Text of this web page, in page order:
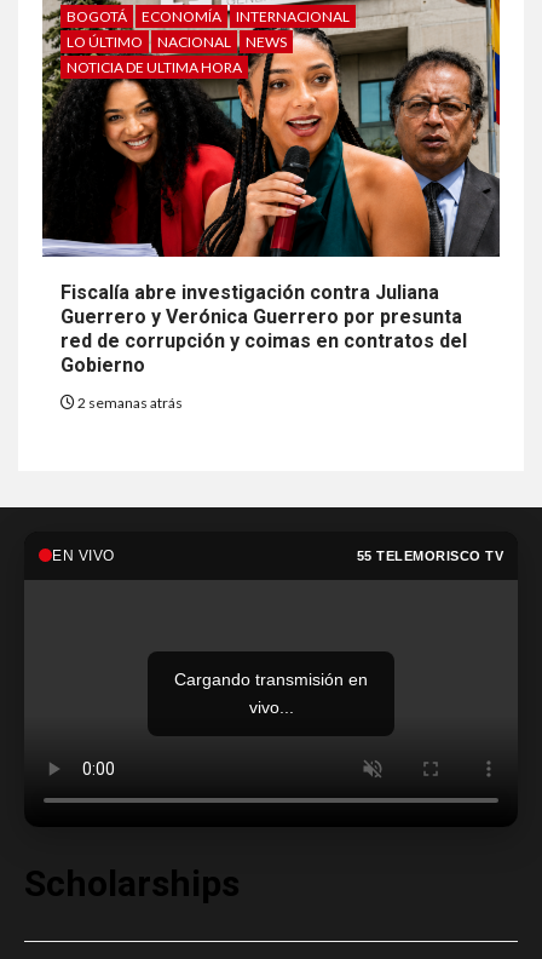
BOGOTÁ ECONOMÍA
INTERNACIONAL
LO ÚLTIMO
NACIONAL
NEWS
NOTICIA DE ULTIMA HORA
Fiscalía abre investigación contra Juliana
Guerrero y Verónica Guerrero por presunta
red de corrupción y coimas en contratos del
Gobierno
2 semanas atrás
EN VIVO 55 TELEMORISCO TV
Cargando transmisión en
vivo...
Scholarships